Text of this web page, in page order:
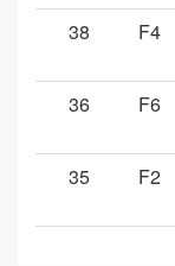
38 F4
36 F6
35 F2